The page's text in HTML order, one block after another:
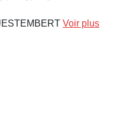
Voir plus